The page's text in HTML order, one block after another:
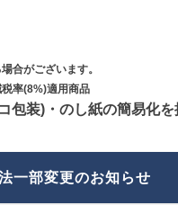
合がございます。
率(8%)適用商品
包装)・のし紙の簡易化を
一部変更のお知らせ